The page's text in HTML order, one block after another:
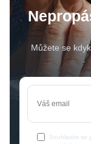
Můžete se
Souhlasím se